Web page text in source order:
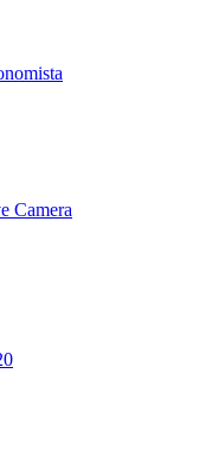
Camera